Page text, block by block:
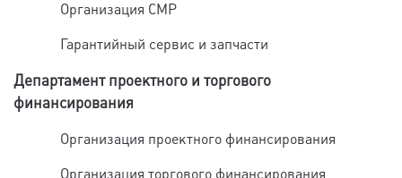
Организация СМР
Гарантийный сервис и запчасти
Департамент проектного и торгового
финансирования
Организация проектного финансирования
Организация торгового финансирования